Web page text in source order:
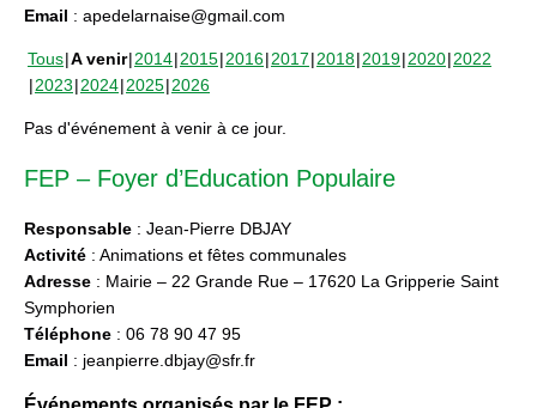
Email : apedelarnaise@gmail.com
Tous A venir 2014 2015 2016 2017 2018 2019 2020 2022
2023 2024 2025 2026
Pas d'événement à venir à ce jour.
FEP – Foyer d’Education Populaire
Responsable : Jean-Pierre DBJAY
Activité : Animations et fêtes communales
Adresse : Mairie – 22 Grande Rue – 17620 La Gripperie Saint
Symphorien
Téléphone : 06 78 90 47 95
Email : jeanpierre.dbjay@sfr.fr